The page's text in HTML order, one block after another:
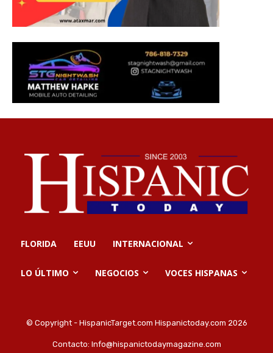
FLORIDA EEUU INTERNACIONAL
LO ÚLTIMO NEGOCIOS VOCES HISPANAS
© Copyright - HispanicTarget.com Hispanictoday.com 2026
Contacto: Info@hispanictodaymagazine.com